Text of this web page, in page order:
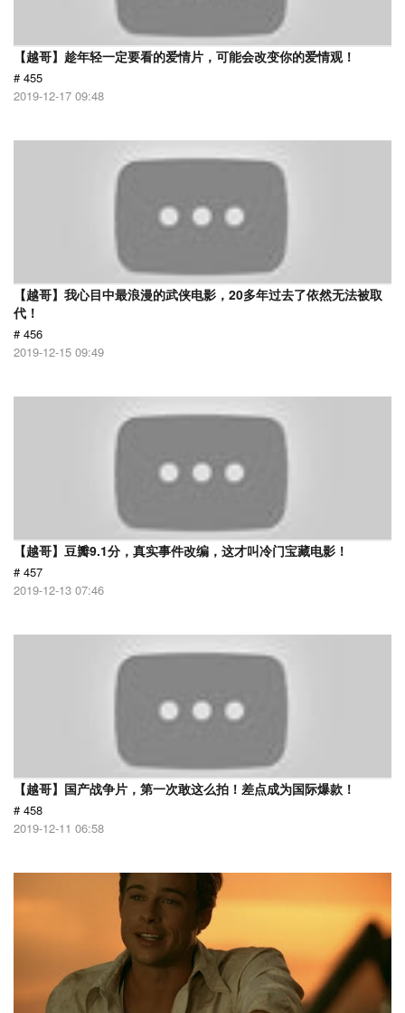
【越哥】趁年轻一定要看的爱情片，可能会改变你的爱情观！
# 455
2019-12-17 09:48
【越哥】我心目中最浪漫的武侠电影，20多年过去了依然无法被取
代！
# 456
2019-12-15 09:49
【越哥】豆瓣9.1分，真实事件改编，这才叫冷门宝藏电影！
# 457
2019-12-13 07:46
【越哥】国产战争片，第一次敢这么拍！差点成为国际爆款！
# 458
2019-12-11 06:58